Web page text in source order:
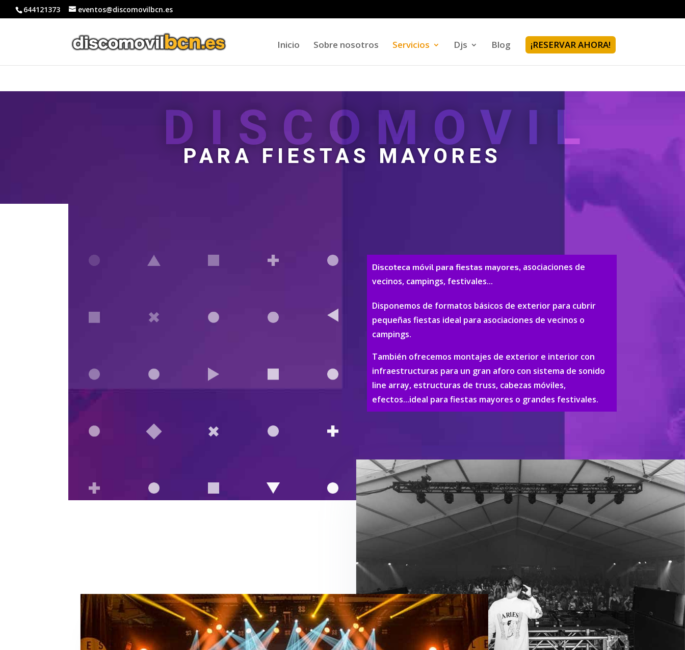
644121373 eventos@discomovilbcn.es
Inicio Sobre nosotros Servicios Djs Blog ¡RESERVAR AHORA!
DISCOMOVIL
PARA FIESTAS MAYORES
Discoteca móvil para fiestas mayores, asociaciones de
vecinos, campings, festivales...
Disponemos de formatos básicos de exterior para cubrir
pequeñas fiestas ideal para asociaciones de vecinos o
campings.
También ofrecemos montajes de exterior e interior con
infraestructuras para un gran aforo con sistema de sonido
line array, estructuras de truss, cabezas móviles,
efectos...ideal para fiestas mayores o grandes festivales.